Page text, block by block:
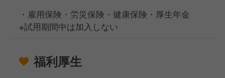
・雇用保険・労災保険・健康保険・厚生年金
※試用期間中は加入しない
福利厚生